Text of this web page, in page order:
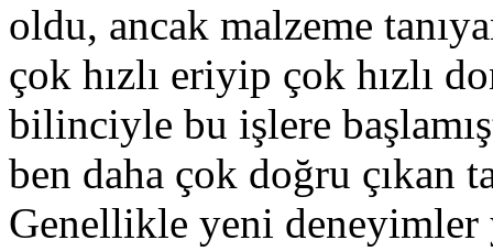
oldu, ancak malzeme
çok hızlı eriyip çok hızlı
bilinciyle bu işlere
ben daha çok doğru çıkan
Genellikle yeni deneyimler